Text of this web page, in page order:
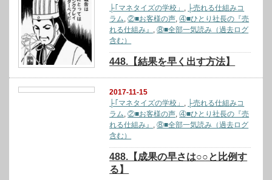
├｢マネタイズの学校」 , ├売れる仕組みコ
ラム,②■お客様の声,④■ひとり社長の『売
れる仕組み』 ,⑧■全部一気読み（過去ログ
含む）
448.【結果を早く出す方法】
2017-11-15
├｢マネタイズの学校」 , ├売れる仕組みコ
ラム,②■お客様の声,④■ひとり社長の『売
れる仕組み』 ,⑧■全部一気読み（過去ログ
含む）
488.【成果の早さは○○と比例す
る】